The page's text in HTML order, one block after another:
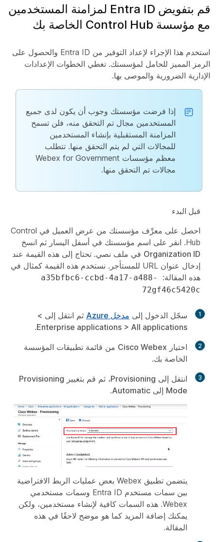
قم بتفويض Entra ID لمزامنة المستخدمين
مع مؤسسة Control Hub الخاصة بك
استخدم هذا الإجراء لإعداد التوفير من Entra ID والحصول على
الرمز المميز للحامل لمؤسستك. تغطي الخطوات الإعدادات
الإدارية الضرورية والموصى بها.
إذا فرضت مؤسستك وجوب أن يكون لدى جميع
المستخدمين مجال تم التحقق منه، فلن تسمح
المزامنة المستقبلية بإنشاء المستخدمين
للمجالات التي لم يتم التحقق منها. تتطلب
معظم مؤسسات Webex for Government
مجالات تم التحقق منها.
‏‫قبل البدء‬
احصل على معرِّف مؤسستك من عرض العميل في Control
Hub. انقر على اسم مؤسستك في أسفل اليسار ثم انسخ
Organization ID في ملف نصي. تحتاج إلى هذه القيمة عند
إدخال عنوان URL للمستأجر. نستخدم هذه القيمة كمثال في
هذه المقالة:
a35bfbc6-ccbd-4a17-a488-
72gf46c5420c
1 سجّل الدخول إلى مدخل Azure ثم انتقل إلى >
Enterprise applications > All applications
.
2 اختيار Cisco Webex من قائمة تطبيقات المؤسسة
الخاصة بك.
3 انتقل إلى Provisioning، ثم قم بتغيير Provisioning
Mode إلى Automatic
.
يتضمن تطبيق Webex بعض عمليات الربط الافتراضية
بين سمات مستخدم Entra ID وسمات مستخدمي
Webex. هذه السمات كافية لإنشاء مستخدمين، ولكن
يمكنك إضافة المزيد كما هو موضح لاحقًا في هذه
المقالة.